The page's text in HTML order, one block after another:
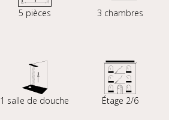
5 pièces 3 chambres
1 salle de douche Étage 2/6